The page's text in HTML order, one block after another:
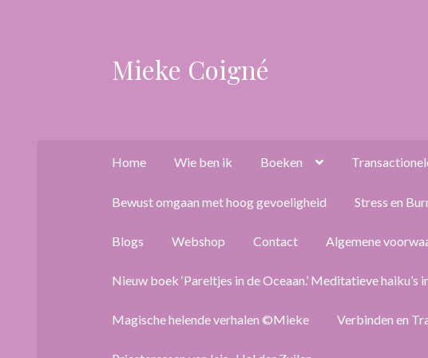
Ga
door
Ga
naar
Mieke Coigné
Home Wie ben ik Boeken
Bewust omgaan met hoog gevoeligheid Stress en
Blogs Webshop Contact Algemene
Nieuw boek ‘Pareltjes in de Oceaan.’ Meditatieve haiku’s
Magische helende verhalen ©Mieke Verbinden en